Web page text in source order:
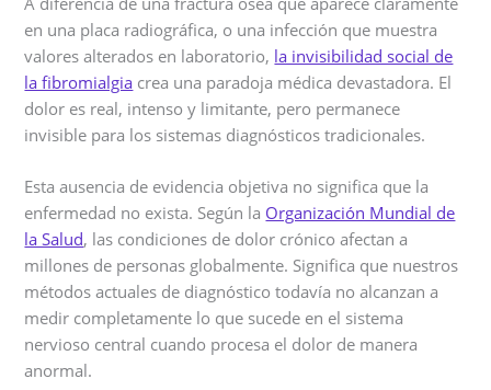
en una placa radiográfica, o una infección que muestra
valores alterados en laboratorio, la invisibilidad social de
la fibromialgia crea una paradoja médica devastadora. El
dolor es real, intenso y limitante, pero permanece
invisible para los sistemas diagnósticos tradicionales.
Esta ausencia de evidencia objetiva no significa que la
enfermedad no exista. Según la Organización Mundial de
la Salud, las condiciones de dolor crónico afectan a
millones de personas globalmente. Significa que nuestros
métodos actuales de diagnóstico todavía no alcanzan a
medir completamente lo que sucede en el sistema
nervioso central cuando procesa el dolor de manera
anormal.